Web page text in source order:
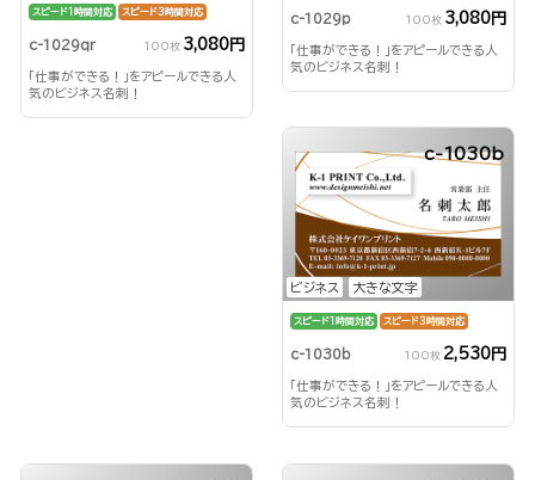
スピード1時間対応 スピード3時間対応
c-1029qr 100枚 3,080円
「仕事ができる！」をアピールできる人
気のビジネス名刺！
c-1029p 100枚 3,080円
「仕事ができる！」をアピールできる人
気のビジネス名刺！
ビジネス 大きな文字
c-1030b
スピード1時間対応 スピード3時間対応
c-1030b 100枚 2,530円
「仕事ができる！」をアピールできる人
気のビジネス名刺！